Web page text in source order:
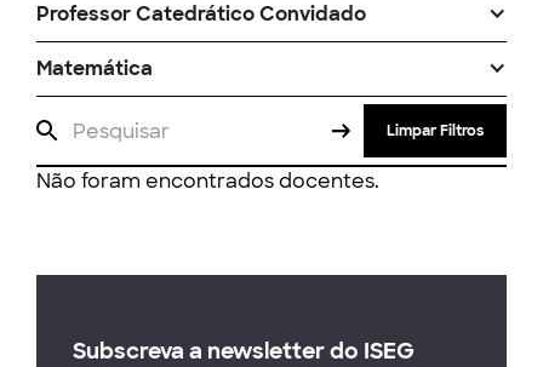
Professor Catedrático Convidado
Matemática
Limpar Filtros
Não foram encontrados docentes.
Subscreva a newsletter do ISEG